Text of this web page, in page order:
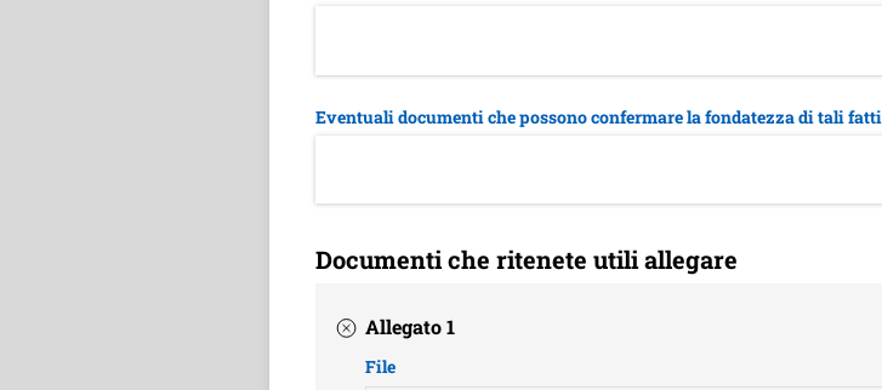
Eventuali documenti che possono confermare la fondatezza di tali fatti
Documenti che ritenete utili allegare
Allegato 1
File